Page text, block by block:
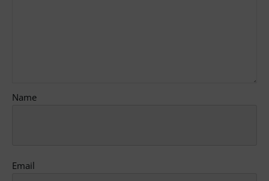
Name
Email